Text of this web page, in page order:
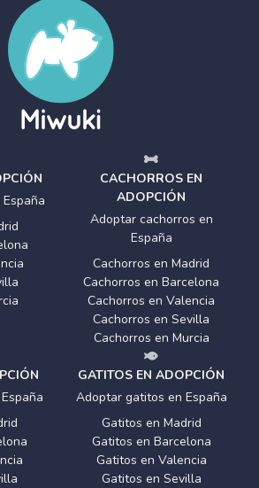
CACHORROS EN
ADOPCIÓN
Adoptar cachorros en
España
Cachorros en Madrid
Cachorros en Barcelona
Cachorros en Valencia
Cachorros en Sevilla
Cachorros en Murcia
GATITOS EN ADOPCIÓN
Adoptar gatitos en España
Gatitos en Madrid
Gatitos en Barcelona
Gatitos en Valencia
Gatitos en Sevilla